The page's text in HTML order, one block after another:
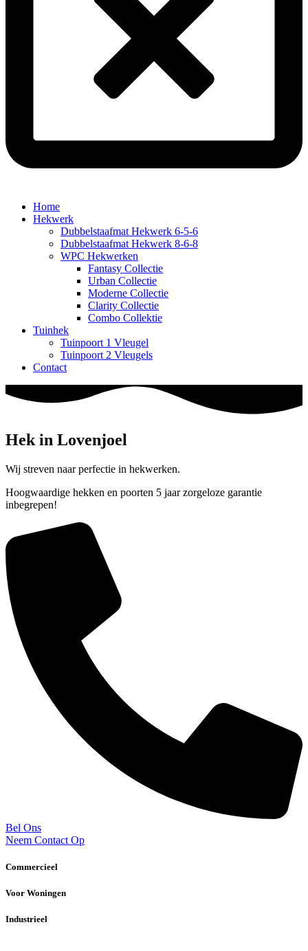
Home
Hekwerk
Dubbelstaafmat Hekwerk 6-5-6
Dubbelstaafmat Hekwerk 8-6-8
WPC Hekwerken
Fantasy Collectie
Urban Collectie
Moderne Collectie
Clarity Collectie
Combo Collektie
Tuinhek
Tuinpoort 1 Vleugel
Tuinpoort 2 Vleugels
Contact
Hek in Lovenjoel
Wij streven naar perfectie in hekwerken.
Hoogwaardige hekken en poorten 5 jaar zorgeloze garantie
inbegrepen!
Bel Ons
Neem Contact Op
Commercieel
Voor Woningen
Industrieel